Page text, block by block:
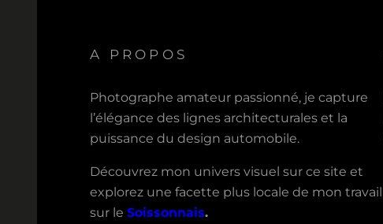
A PROPOS
Photographe amateur passionné, je capture
l’élégance des lignes architecturales et la
puissance du design automobile.
Découvrez mon univers visuel sur ce site et
explorez une facette plus locale de mon travail
sur leSoissonnais.